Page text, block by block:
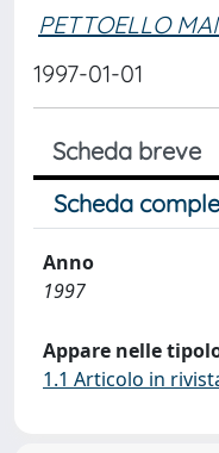
PETTOELLO
1997-01-01
Scheda breve
Scheda
Anno
1997
Appare nelle
1.1 Articolo in